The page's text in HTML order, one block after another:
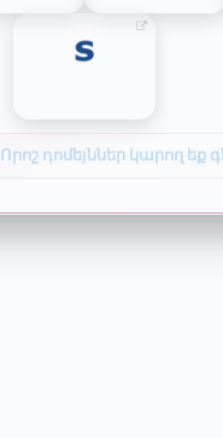
Որոշ դոմեյններ կարող եք